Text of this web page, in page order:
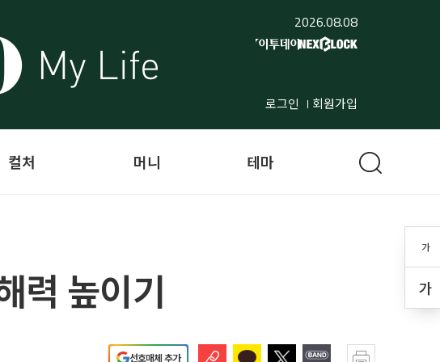
2026.08.08
로그인 회원가입
가
가
컬처 머니 테마
력 높이기
선호매체 추가